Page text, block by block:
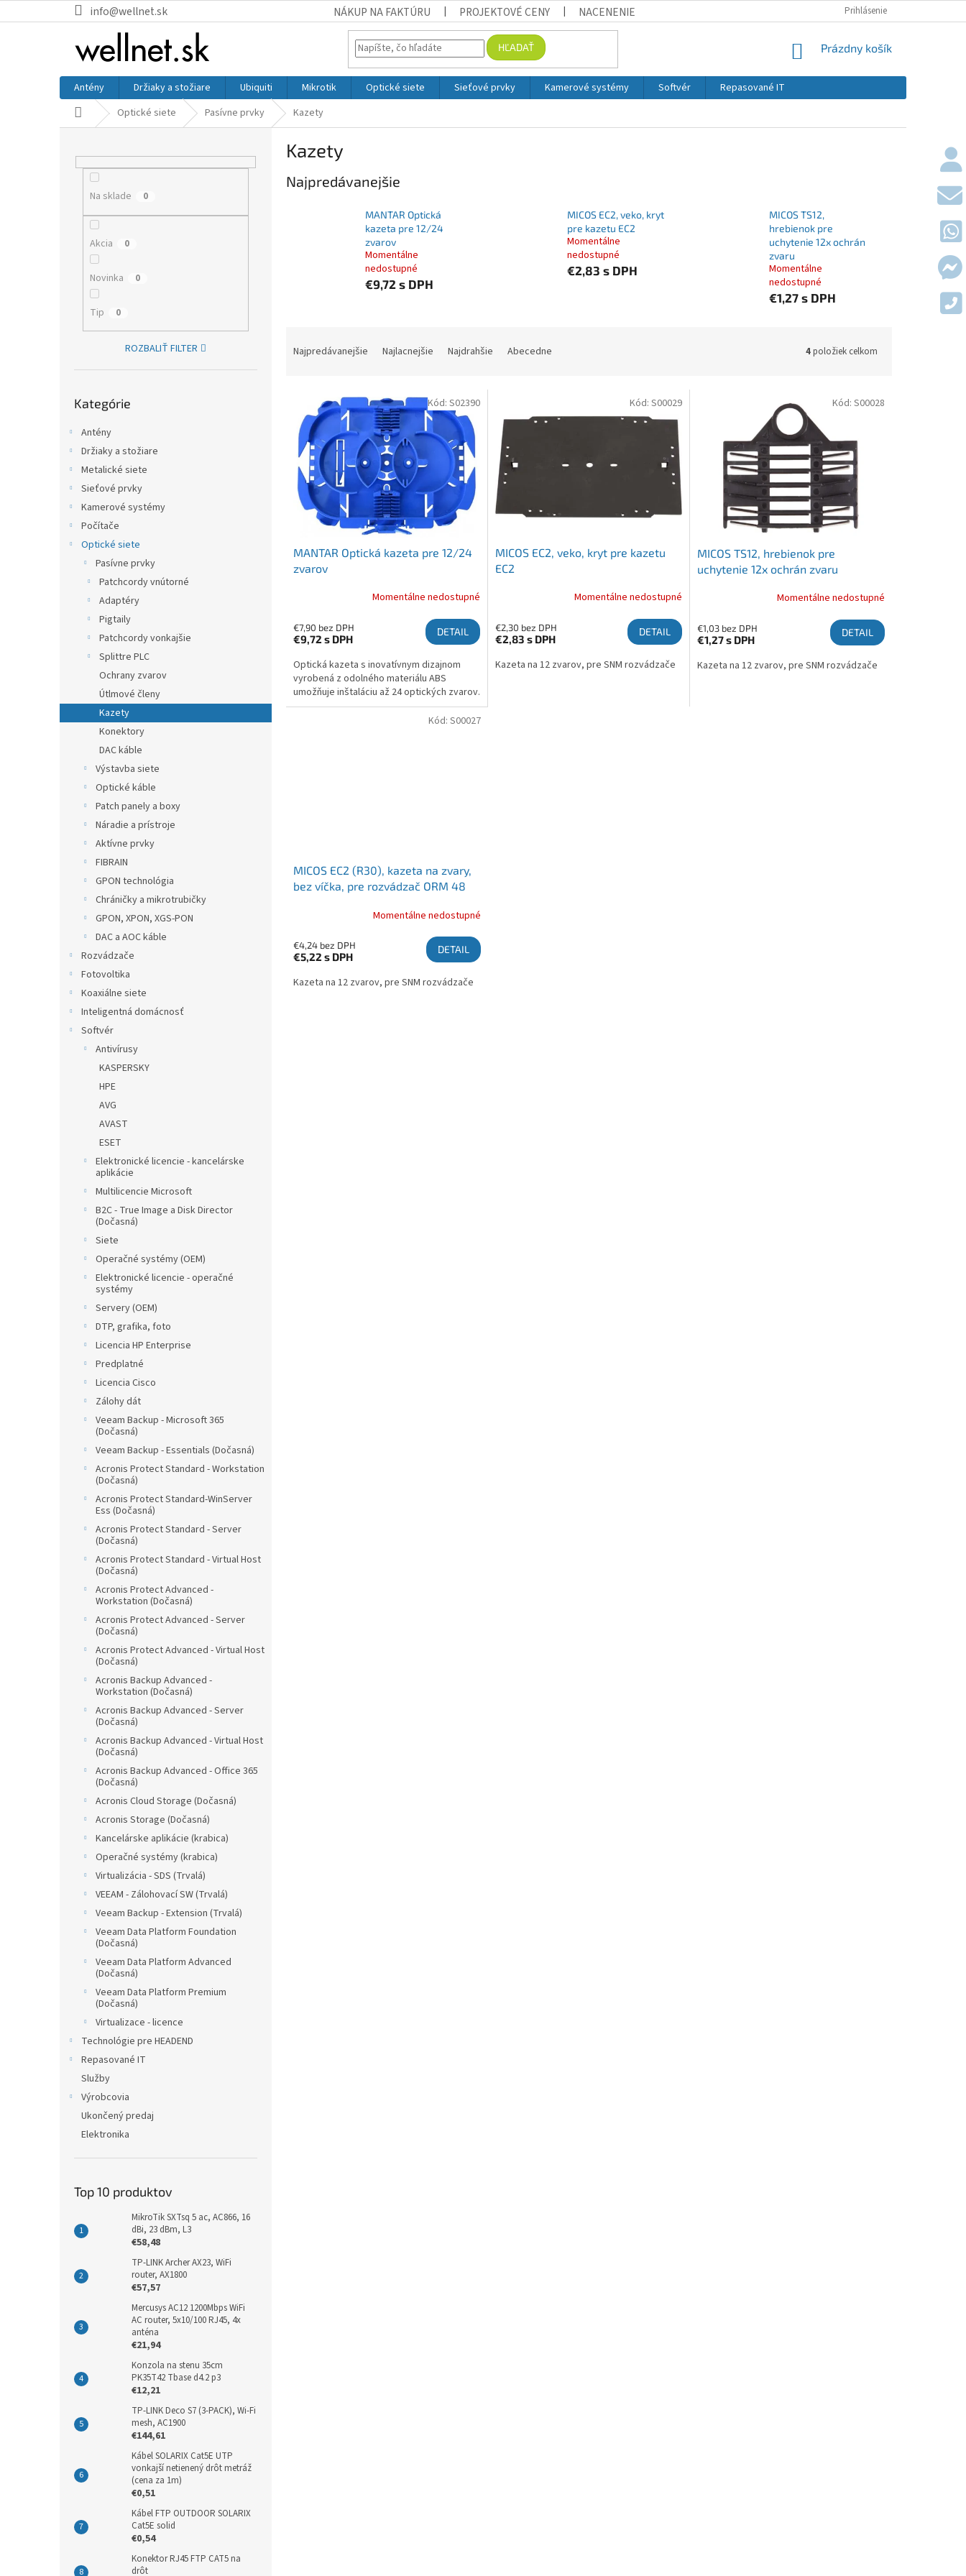
info@wellnet.sk NÁKUP NA FAKTÚRU PROJEKTOVÉ CENY NACENENIE OBCHODNÉ
Prihlásenie
HĽADAŤ NÁKUPNÝ KOŠÍK
Prázdny košík
Antény Držiaky a stožiare Ubiquiti Mikrotik Optické siete Sieťové prvky Kamerové systémy Softvér
Repasované IT
Domov Optické siete Pasívne prvky Kazety
Na sklade 0
Akcia 0
Novinka 0
Tip 0
ROZBALIŤ FILTER
Kategórie
Antény
Držiaky a stožiare
Metalické siete
Sieťové prvky
Kamerové systémy
Počítače
Optické siete
Pasívne prvky
Patchcordy vnútorné
Adaptéry
Pigtaily
Patchcordy vonkajšie
Splittre PLC
Ochrany zvarov
Útlmové členy
Kazety
Konektory
DAC káble
Výstavba siete
Optické káble
Patch panely a boxy
Náradie a prístroje
Aktívne prvky
FIBRAIN
GPON technológia
Chráničky a mikrotrubičky
GPON, XPON, XGS-PON
DAC a AOC káble
Rozvádzače
Fotovoltika
Koaxiálne siete
Inteligentná domácnosť
Softvér
Antivírusy
KASPERSKY
HPE
AVG
AVAST
ESET
Elektronické licencie - kancelárske
aplikácie
Multilicencie Microsoft
B2C - True Image a Disk Director
(Dočasná)
Siete
Operačné systémy (OEM)
Elektronické licencie - operačné
systémy
Servery (OEM)
DTP, grafika, foto
Licencia HP Enterprise
Predplatné
Licencia Cisco
Zálohy dát
Veeam Backup - Microsoft 365
(Dočasná)
Veeam Backup - Essentials (Dočasná)
Acronis Protect Standard - Workstation
(Dočasná)
Acronis Protect Standard-WinServer
Ess (Dočasná)
Acronis Protect Standard - Server
(Dočasná)
Acronis Protect Standard - Virtual Host
(Dočasná)
Acronis Protect Advanced -
Workstation (Dočasná)
Acronis Protect Advanced - Server
(Dočasná)
Acronis Protect Advanced - Virtual Host
(Dočasná)
Acronis Backup Advanced -
Workstation (Dočasná)
Acronis Backup Advanced - Server
(Dočasná)
Acronis Backup Advanced - Virtual Host
(Dočasná)
Acronis Backup Advanced - Office 365
(Dočasná)
Acronis Cloud Storage (Dočasná)
Acronis Storage (Dočasná)
Kancelárske aplikácie (krabica)
Operačné systémy (krabica)
Virtualizácia - SDS (Trvalá)
VEEAM - Zálohovací SW (Trvalá)
Veeam Backup - Extension (Trvalá)
Veeam Data Platform Foundation
(Dočasná)
Veeam Data Platform Advanced
(Dočasná)
Veeam Data Platform Premium
(Dočasná)
Virtualizace - licence
Technológie pre HEADEND
Repasované IT
Služby
Výrobcovia
Ukončený predaj
Elektronika
Top 10 produktov
MikroTik SXTsq 5 ac, AC866, 16
dBi, 23 dBm, L3
€58,48
TP-LINK Archer AX23, WiFi
router, AX1800
€57,57
Mercusys AC12 1200Mbps WiFi
AC router, 5x10/100 RJ45, 4x
anténa
€21,94
Konzola na stenu 35cm
PK35T42 Tbase d4.2 p3
€12,21
TP-LINK Deco S7 (3-PACK), Wi-Fi
mesh, AC1900
€144,61
Kábel SOLARIX Cat5E UTP
vonkajší netienený drôt metráž
(cena za 1m)
€0,51
Kábel FTP OUTDOOR SOLARIX
Cat5E solid
€0,54
Konektor RJ45 FTP CAT5 na
drôt
Kazety
Najpredávanejšie
MANTAR Optická
kazeta pre 12/24
zvarov
Momentálne
nedostupné
€9,72 s DPH
MICOS EC2, veko, kryt
pre kazetu EC2
Momentálne
nedostupné
€2,83 s DPH
MICOS TS12,
hrebienok pre
uchytenie 12x ochrán
zvaru
Momentálne
nedostupné
€1,27 s DPH
Najpredávanejšie Najlacnejšie Najdrahšie Abecedne 4položiek celkom
Výpis produktov
MANTAR Optická kazeta pre 12/24
zvarov
Momentálne nedostupné
€7,90 bez DPH
€9,72 s DPH
DETAIL
Optická kazeta s inovatívnym dizajnom
vyrobená z odolného materiálu ABS
umožňuje inštaláciu až 24 optických zvarov.
Kód: S02390
MICOS EC2, veko, kryt pre kazetu
EC2
Momentálne nedostupné
€2,30 bez DPH
€2,83 s DPH
DETAIL
Kazeta na 12 zvarov, pre SNM rozvádzače
Kód: S00029
MICOS TS12, hrebienok pre
uchytenie 12x ochrán zvaru
Momentálne nedostupné
€1,03 bez DPH
€1,27s DPH
DETAIL
Kazeta na 12 zvarov, pre SNM rozvádzače
Kód: S00028
MICOS EC2 (R30), kazeta na zvary,
bez víčka, pre rozvádzač ORM 48
Momentálne nedostupné
€4,24 bez DPH
€5,22 s DPH
DETAIL
Kazeta na 12 zvarov, pre SNM rozvádzače
Kód: S00027